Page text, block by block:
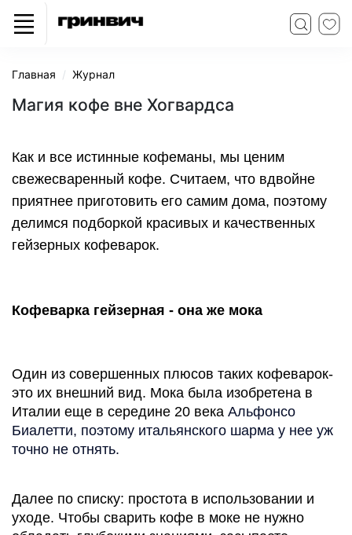
Главная Журнал
Магия кофе вне Хогвардса
Как и все истинные кофеманы, мы ценим
свежесваренный кофе. Считаем, что вдвойне
приятнее приготовить его самим дома, поэтому
делимся подборкой красивых и качественных
гейзерных кофеварок.
Кофеварка гейзерная - она же мока
Один из совершенных плюсов таких кофеварок-
это их внешний вид. Мока была изобретена в
Италии еще в середине 20 века Альфонсо
Биалетти, поэтому итальянского шарма у нее уж
точно не отнять.
Далее по списку: простота в использовании и
уходе. Чтобы сварить кофе в моке не нужно